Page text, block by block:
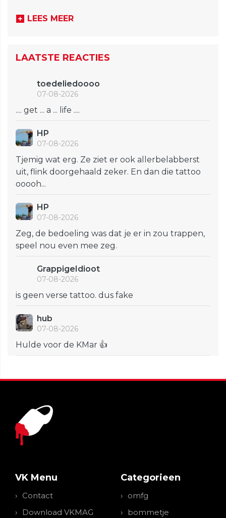
LEES MEER
LAATSTE REACTIES
toedeliedoooo
07-08-2026
.... get ... a ... life ....
HP
07-08-2026
Tjemig wat erg. Ze ziet er ook allerbelabberst
uit, flink doorgehaald zeker. En dan die tattoo
ooooh...
HP
07-08-2026
Zeg, de bedoeling was dat je er in zou trappen,
speel nou even mee zeg.
GrappigeIdioot
07-08-2026
is geen verse tattoo. dus fake
hub
07-08-2026
Hulde voor de KMar 👍
VK Menu
Contact
Download VKMAG
Categorieen
omfg
bommetje